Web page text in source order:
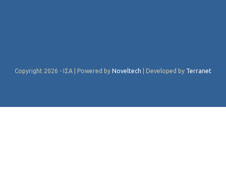
Copyright 2026 - ΙΣΑ | Powered by Noveltech | Developed by Terranet